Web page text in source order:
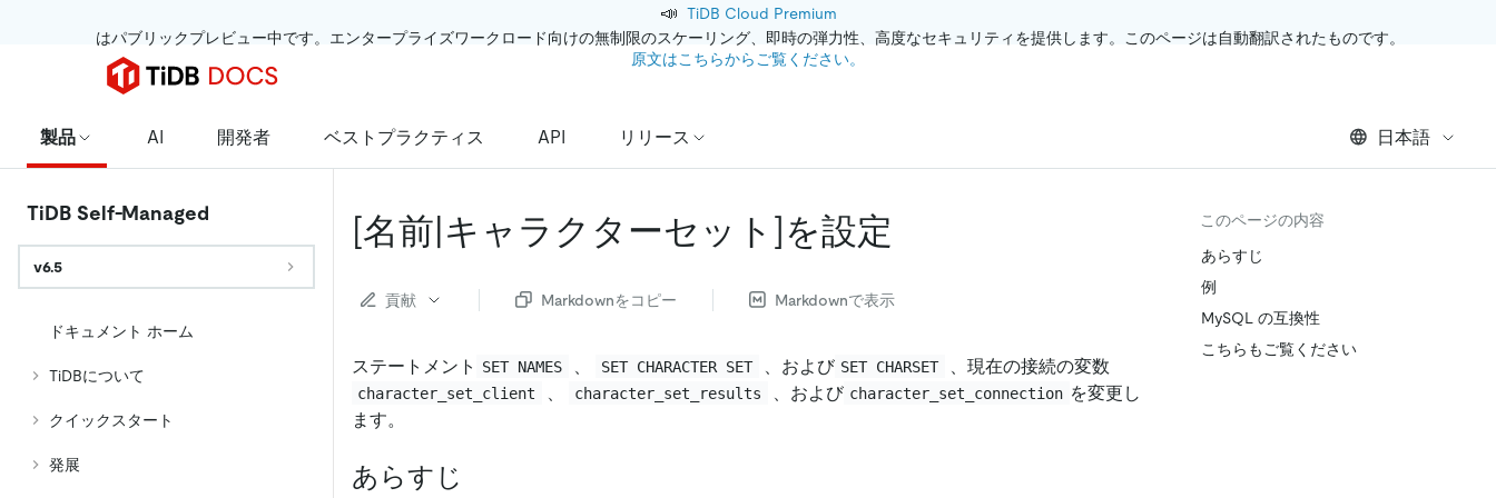
📣 TiDB Cloud Premium
はパブリックプレビュー中です。エンタープライズワークロード向けの無制限のスケーリング、即時の弾力性、高度なセキュリティを提供します。このページは自動翻訳されたものです。
原文はこちらからご覧ください。
製品 AI 開発者 ベストプラクティス API リリース 日本語
TiDB Self-Managed
v6.5
ドキュメント ホーム
TiDBについて
クイックスタート
発展
[名前|キャラクターセット] を設定
貢献 Markdownをコピー Markdownで表示
ステートメント SET NAMES SET CHARACTER SET 、および SET CHARSET 、現在の接続の変数
character_set_client character_set_results 、および character_set_connection を変更し
ます。
あらすじ
このページの内容
あらすじ
例
MySQL の互換性
こちらもご覧ください